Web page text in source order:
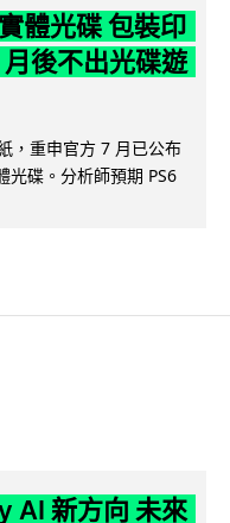
體光碟 包裝印
後不出光碟遊
，重申官方 7 月已公布
光碟。分析師預期 PS6
AI 新方向 未來